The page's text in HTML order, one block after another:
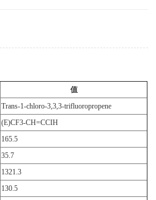
值
Trans-1-chloro-3,3,3-trifluoropropene
(E)CF3-CH=CCIH
165.5
35.7
1321.3
130.5